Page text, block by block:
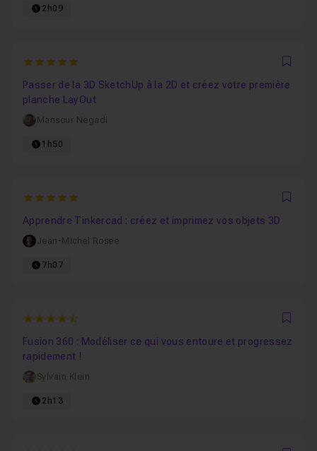
2h09
5
Passer de la 3D SketchUp à la 2D et créez votre première
planche LayOut
Mansour Negadi
1h50
5
Apprendre Tinkercad : créez et imprimez vos objets 3D
Jean-Michel Rosee
7h07
4.3333333333333
Fusion 360 : Modéliser ce qui vous entoure et progressez
rapidement !
Sylvain Klein
2h13